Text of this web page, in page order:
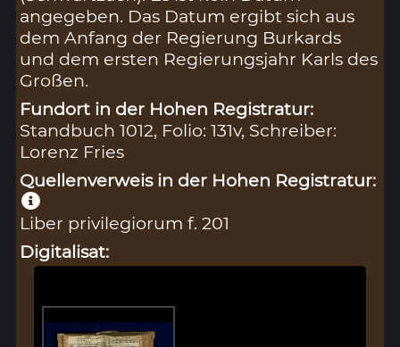
angegeben. Das Datum ergibt sich aus
dem Anfang der Regierung Burkards
und dem ersten Regierungsjahr Karls des
Großen.
Fundort in der Hohen Registratur:
Standbuch 1012, Folio: 131v, Schreiber:
Lorenz Fries
Quellenverweis in der Hohen Registratur:
Liber privilegiorum f. 201
Digitalisat: